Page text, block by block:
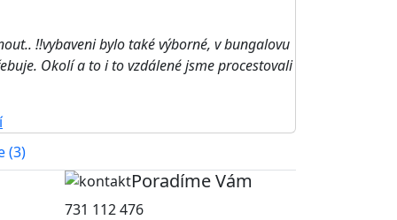
!!vybaveni bylo také výborné, v bungalovu
Okolí a to i to vzdálené jsme procestovali
(3)
Poradíme Vám
731 112 476